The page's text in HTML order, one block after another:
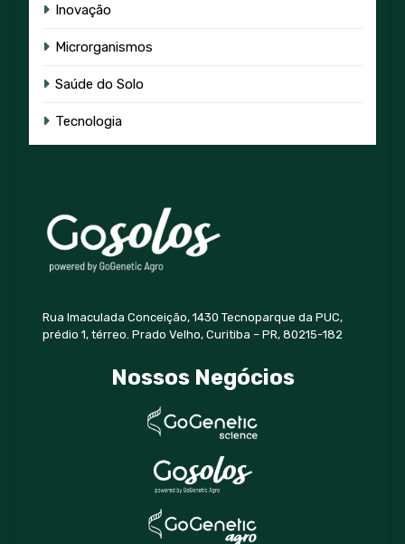
Inovação
Microrganismos
Saúde do Solo
Tecnologia
Rua Imaculada Conceição, 1430 Tecnoparque da PUC,
prédio 1, térreo. Prado Velho, Curitiba – PR, 80215-182
Nossos Negócios